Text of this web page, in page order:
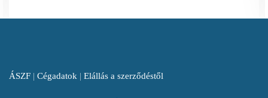
ÁSZF | Cégadatok | Elállás a szerződéstől